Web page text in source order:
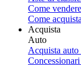
Come
Come
Acquista
Auto
Acquista auto